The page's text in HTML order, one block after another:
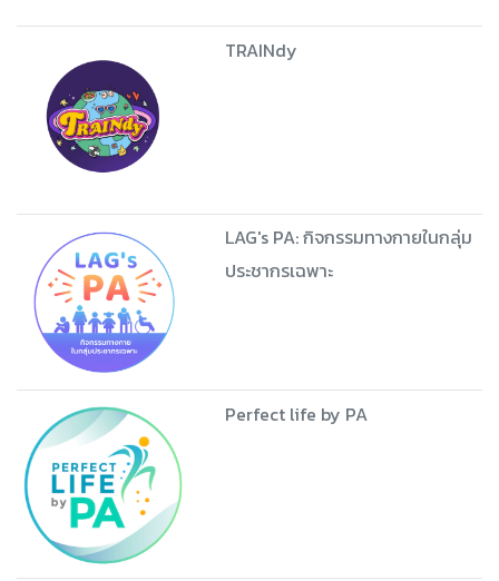
TRAINdy
LAG's PA: กิจกรรมทางกายในกลุ่ม
ประชากรเฉพาะ
Perfect life by PA